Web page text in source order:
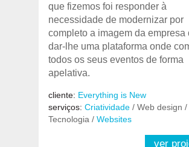
que fizemos foi responder à
necessidade de modernizar por
completo a imagem da empresa
dar-lhe uma plataforma onde
todos os seus eventos de forma
apelativa.
cliente: Everything is New
serviços: Criatividade / Web design /
Tecnologia / Websites
ver